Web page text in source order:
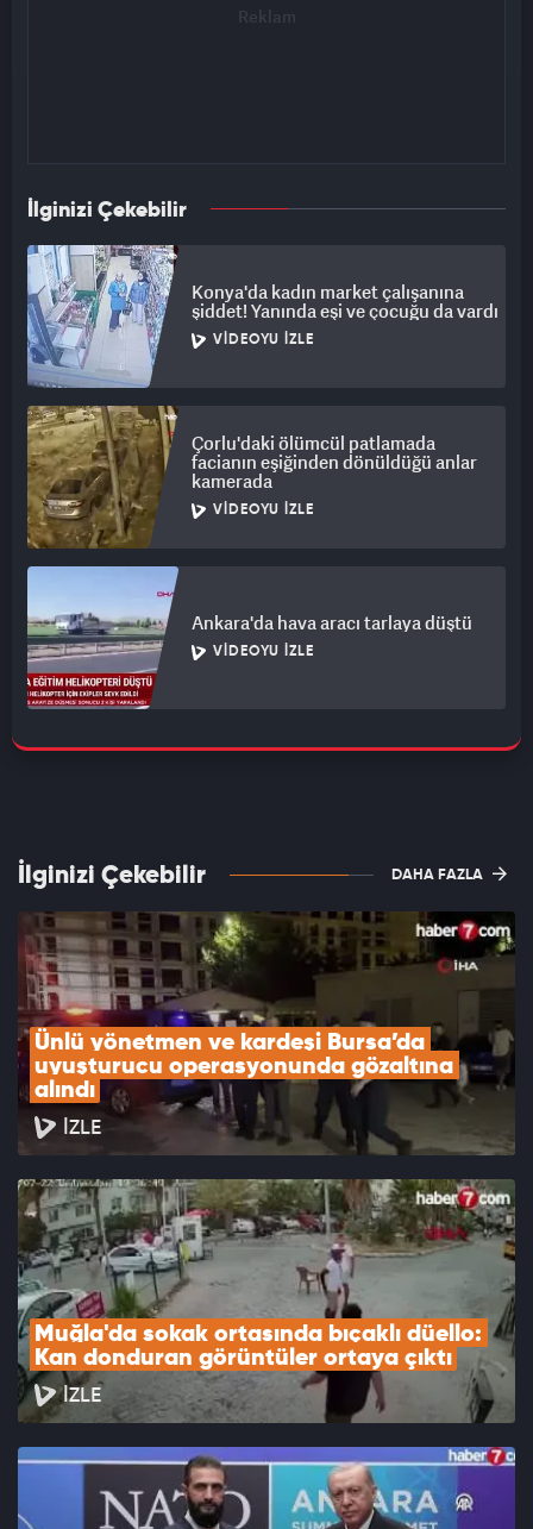
İlginizi Çekebilir
Konya'da kadın market çalışanına
şiddet! Yanında eşi ve çocuğu da vardı
VIDEOYU İZLE
Çorlu'daki ölümcül patlamada
facianın eşiğinden dönüldüğü anlar
kamerada
VIDEOYU İZLE
Ankara'da hava aracı tarlaya düştü
VIDEOYU İZLE
İlginizi Çekebilir DAHA FAZLA
Ünlü yönetmen ve kardeşi Bursa’da
uyuşturucu operasyonunda gözaltına
alındı
İZLE
Muğla'da sokak ortasında bıçaklı düello:
Kan donduran görüntüler ortaya çıktı
İZLE